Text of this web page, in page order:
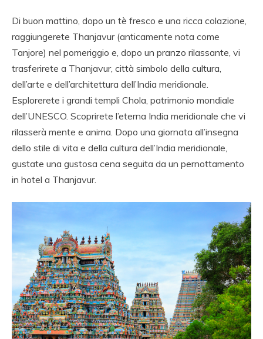
Di buon mattino, dopo un tè fresco e una ricca colazione,
raggiungerete Thanjavur (anticamente nota come
Tanjore) nel pomeriggio e, dopo un pranzo rilassante, vi
trasferirete a Thanjavur, città simbolo della cultura,
dell’arte e dell’architettura dell’India meridionale.
Esplorerete i grandi templi Chola, patrimonio mondiale
dell’UNESCO. Scoprirete l’eterna India meridionale che vi
rilasserà mente e anima. Dopo una giornata all’insegna
dello stile di vita e della cultura dell’India meridionale,
gustate una gustosa cena seguita da un pernottamento
in hotel a Thanjavur.